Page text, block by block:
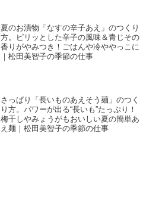
夏のお漬物「なすの辛子あえ」のつくり
方。ピリッとした辛子の風味＆青じその
香りがやみつき！ごはんや冷ややっこに
｜松田美智子の季節の仕事
さっぱり「長いものあえそう麺」のつく
り方。パワーが出る“長いも”たっぷり！
梅干しやみょうがもおいしい夏の簡単あ
え麺｜松田美智子の季節の仕事